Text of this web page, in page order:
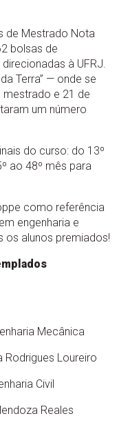
de Mestrado Nota
bolsas de
à UFRJ.
Terra” — onde se
e 21 de
um número
do curso: do 13º
ao 48º mês para
como referência
engenharia e
os alunos premiados!
Mecânica
Rodrigues Loureiro
Civil
Reales